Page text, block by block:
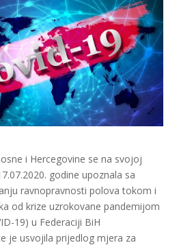
i Hercegovine se na svojoj
godine upoznala sa
ravnopravnosti polova tokom i
od krize uzrokovane pandemijom
19) u Federaciji BiH
je usvojila prijedlog mjera za